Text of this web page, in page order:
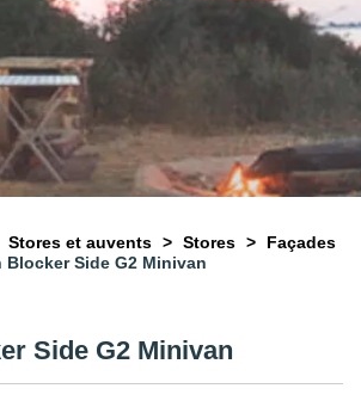
Stores et auvents Stores
Façades
Blocker Side G2 Minivan
Side G2 Minivan